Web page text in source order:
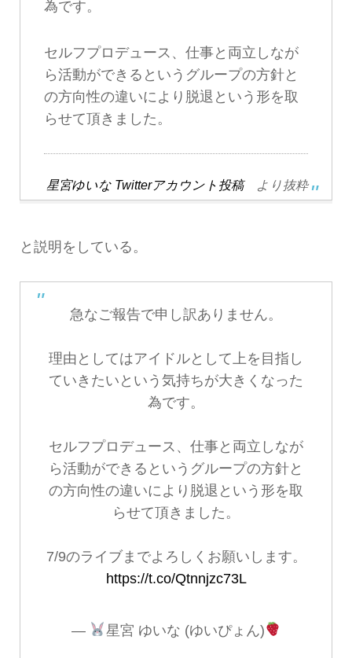
為です。
セルフプロデュース、仕事と両立しなが
ら活動ができるというグループの方針と
の方向性の違いにより脱退という形を取
らせて頂きました。
星宮ゆいな Twitterアカウント投稿より抜粋
と説明をしている。
急なご報告で申し訳ありません。
理由としてはアイドルとして上を目指し
ていきたいという気持ちが大きくなった
為です。
セルフプロデュース、仕事と両立しなが
ら活動ができるというグループの方針と
の方向性の違いにより脱退という形を取
らせて頂きました。
7/9のライブまでよろしくお願いします。
https://t.co/Qtnnjzc73L
— 星宮 ゆいな (ゆいぴょん)